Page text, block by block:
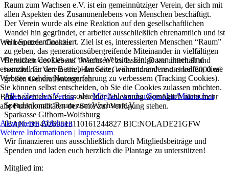
Raum zum Wachsen e.V. ist ein gemeinnütziger Verein, der sich mit
allen Aspekten des Zusammenlebens von Menschen beschäftigt.
Der Verein wurde als eine Reaktion auf den gesellschaftlichen
Wandel hin gegründet, er arbeitet ausschließlich ehrenamtlich und ist
rein Spendenfinanziert. Ziel ist es, interessierten Menschen “Raum”
zu geben, das generationsübergreifende Miteinander in vielfältigen
Bereichen des Lebens “Wachsen” zu lassen. Dazu unterhält und
betreibt der Verein ein „Haus der Generationen“ und einen 5000 m²
großen Generationengarten.
Alles über den VereinoderMitglied werden/Spenden/Mitmachen
Spendenkonto: Raum zum Wachsen e.V.
Sparkasse Gifhorn-Wolfsburg
IBAN: DE49269513110161244827 BIC:NOLADE21GFW
Wir finanzieren uns ausschließlich durch Mitgliedsbeiträge und
Spenden und laden euch herzlich die Plantage zu unterstützen!
Mitglied im:
Wir benutzen Cookies
Wir nutzen Cookies auf unserer Website. Einige von ihnen sind
essenziell für den Betrieb der Seite, während andere uns helfen, diese
Website und die Nutzererfahrung zu verbessern (Tracking Cookies).
Sie können selbst entscheiden, ob Sie die Cookies zulassen möchten.
Bitte beachten Sie, dass bei einer Ablehnung womöglich nicht mehr
alle Funktionalitäten der Seite zur Verfügung stehen.
AkzeptierenAblehnen
Weitere Informationen | Impressum